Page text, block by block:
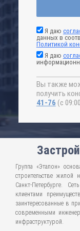
Я даю
данных в
Политикой
Я даю
Вы также
получить
41-76 (с
Группа «Эталон»
строительстве
Санкт-Петербурге.
клиентами
заинтересованные в
современными
инфраструктурой.